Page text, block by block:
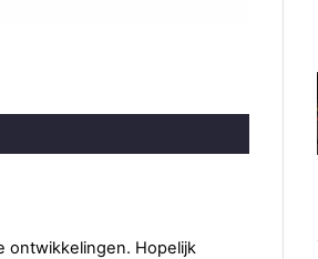
ontwikkelingen. Hopelijk